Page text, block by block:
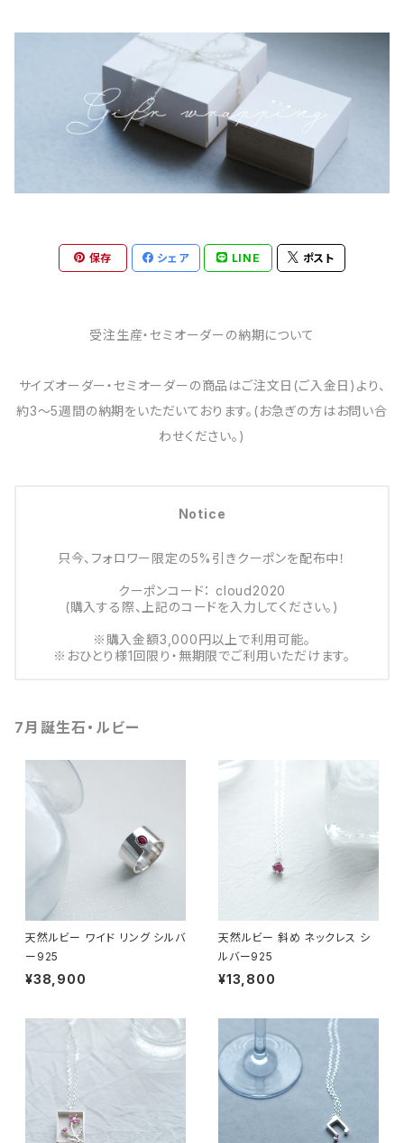
保存 シェア LINE ポスト
受注生産・セミオーダーの納期について
サイズオーダー・セミオーダーの商品はご注文日(ご入金日)より、
約3～5週間の納期をいただいております。(お急ぎの方はお問い合
わせください。)
Notice
只今、フォロワー限定の5%引きクーポンを配布中！
クーポンコード： cloud2020
(購入する際、上記のコードを入力してください。)
※購入金額3,000円以上で利用可能。
※おひとり様1回限り・無期限でご利用いただけます。
7月誕生石・ルビー
天然ルビー ワイド リング シルバ
ー925
¥38,900
天然ルビー 斜め ネックレス シ
ルバー925
¥13,800